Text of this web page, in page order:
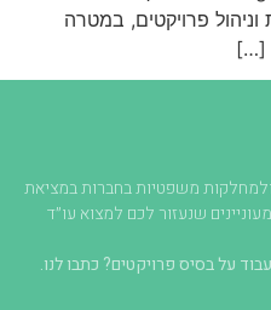
וניהול פרויקטים, במטרה
[…]
משפטיות בחברות במציאת
שנעזור לכם למצוא עו״ד
על בסיס פרויקטים? כתבו לנו.